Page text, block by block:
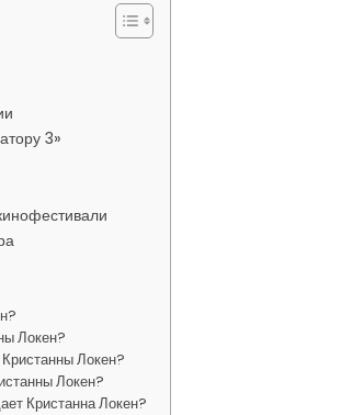
3»
Локен?
Локен?
Локен?
Кристанна Локен?